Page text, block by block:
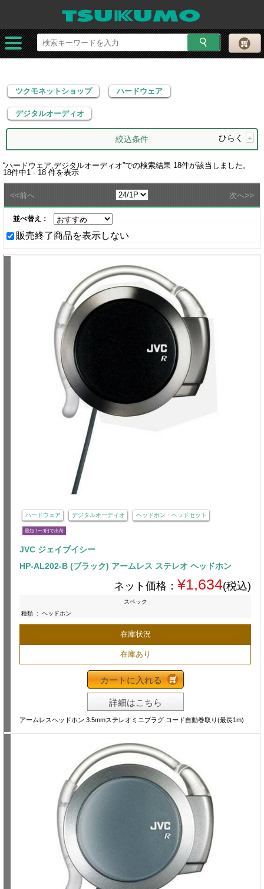
ツクモネットショップ ハードウェア デジタルオーディオ
ツクモネットショップ ハードウェア
デジタルオーディオ
絞込条件 ひらく +
“ハードウェア,デジタルオーディオ”での検索結果 18件が該当しました。
18件中1 - 18 件を表示
<<前へ 次へ>>
並べ替え：
販売終了商品を表示しない
ハードウェア デジタルオーディオ ヘッドホン・ヘッドセット
最短 1〜3日で出荷
JVC ジェイブイシー
HP-AL202-B (ブラック) アームレス ステレオ ヘッドホン
ネット価格： ¥1,634(税込)
スペック
種類 : ヘッドホン
在庫状況
在庫あり
カートに入れる
詳細はこちら
アームレスヘッドホン 3.5mmステレオミニプラグ コード自動巻取り(最長1m)